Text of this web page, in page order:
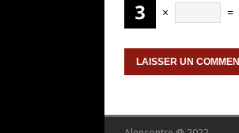
× =